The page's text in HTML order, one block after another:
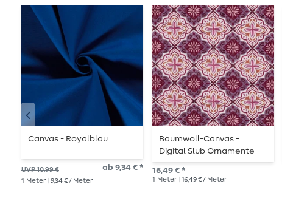
Canvas - Royalblau
UVP 10,99 € ab 9,34 € *
1 Meter | 9,34 € / Meter
Baumwoll-Canvas -
Digital Slub Ornamente
Blüten Weiß Lila
16,49 € *
1 Meter | 16,49 € / Meter